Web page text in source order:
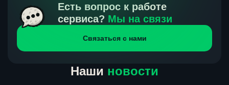
получения нами средств от тебя, а на другой части
направлений курс, указанный на сайте, является
окончательным. Если сомневаешься, напиши в онлайн-
чат на сайте, мы поможем разобраться.
Есть вопрос к работе
сервиса? Мы на связи
Связаться с нами
Наши новости